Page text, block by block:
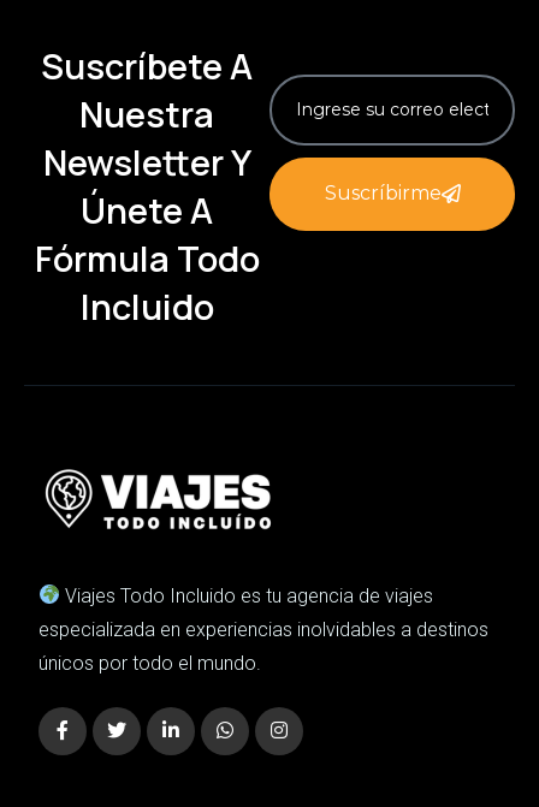
Suscríbete A
Nuestra
Newsletter Y
Únete A
Fórmula Todo
Incluido
Suscríbirme
Viajes Todo Incluido es tu agencia de viajes
especializada en experiencias inolvidables a destinos
únicos por todo el mundo.